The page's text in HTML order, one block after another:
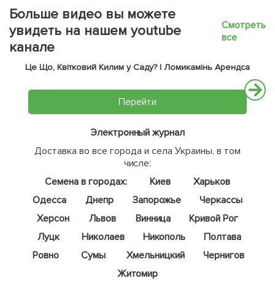
Больше видео вы можете
увидеть на нашем youtube
канале
Смотреть
все
Це Що, Квітковий Килим у Саду? | Ломикамінь Арендса
Перейти
Электронный журнал
Доставка во все города и села Украины, в том
числе:
Семена в городах:
Киев
Харьков
Одесса
Днепр Запорожье
Черкассы
Херсон
Львов Винница
Кривой Рог
Луцк
Николаев Никополь
Полтава
Ровно
Сумы Хмельницкий
Чернигов
Житомир